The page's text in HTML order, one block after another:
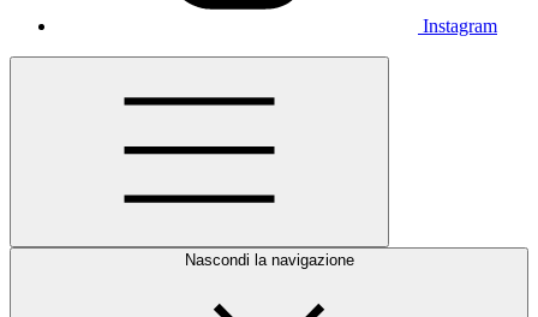
Instagram
Nascondi la navigazione